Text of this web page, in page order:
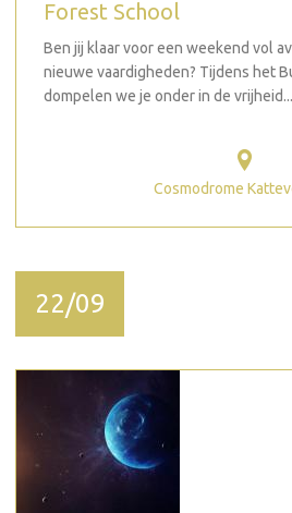
Forest School
Ben jij klaar voor een weekend vol
nieuwe vaardigheden? Tijdens het
dompelen we je onder in de vrijheid...
Cosmodrome
22/09